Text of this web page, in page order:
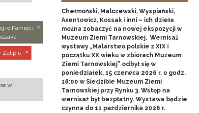
o Pamięci
Zalipiu
w
Chełmoński, Malczewski, Wyspiański,
Axentowicz, Kossak i inni – ich dzieła
można zobaczyć na nowej ekspozycji w
Muzeum Ziemi Tarnowskiej. Wernisaż
wystawy „Malarstwo polskie z XIX i
początku XX wieku w zbiorach Muzeum
Ziemi Tarnowskiej” odbył się w
poniedziałek, 15 czerwca 2026 r. o godz.
18:00 w Siedzibie Muzeum Ziemi
Tarnowskiej przy Rynku 3. Wstęp na
wernisaż był bezpłatny. Wystawa będzie
czynna do 11 października 2026 r.